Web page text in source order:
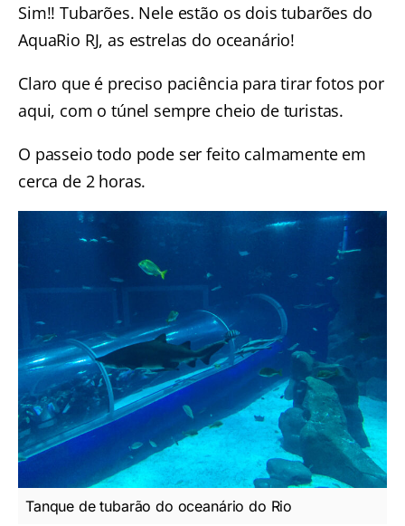
Sim!! Tubarões. Nele estão os dois tubarões do
AquaRio RJ, as estrelas do oceanário!
Claro que é preciso paciência para tirar fotos por
aqui, com o túnel sempre cheio de turistas.
O passeio todo pode ser feito calmamente em
cerca de 2 horas.
Tanque de tubarão do oceanário do Rio